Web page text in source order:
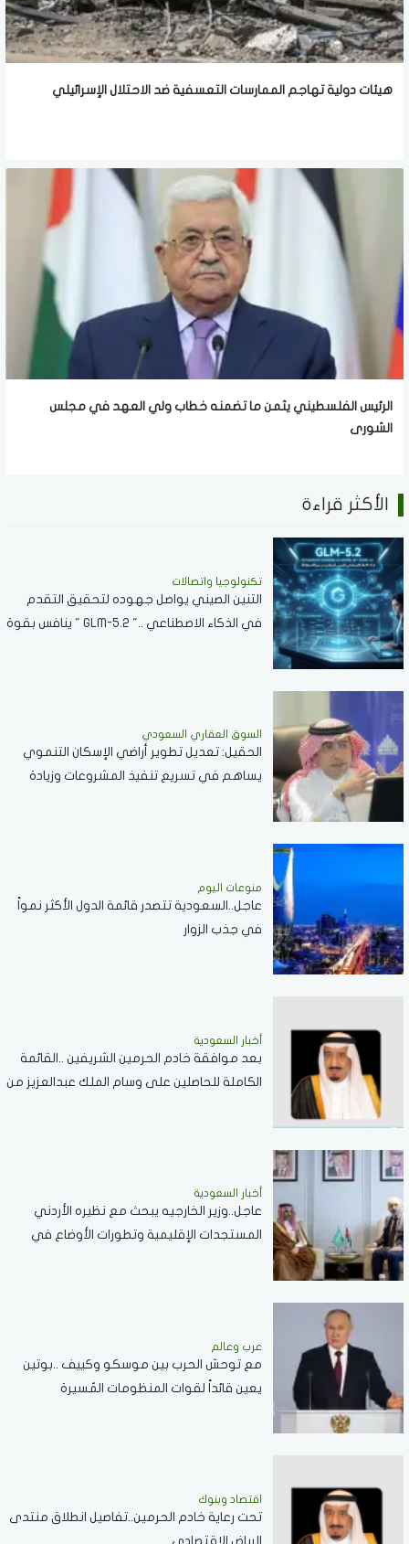
هيئات دولية تهاجم الممارسات التعسفية ضد الاحتلال الإسرائيلي
الرئيس الفلسطيني يثمن ما تضمنه خطاب ولي العهد في مجلس
الشورى
الأكثر قراءة
تكنولوجيا واتصالات
التنين الصيني يواصل جهوده لتحقيق التقدم
في الذكاء الاصطناعي .." GLM-5.2 " ينافس بقوة
السوق العقاري السعودي
الحقيل: تعديل تطوير أراضي الإسكان التنموي
يساهم في تسريع تنفيذ المشروعات وزيادة
منوعات اليوم
عاجل..السعودية تتصدر قائمة الدول الأكثر نمواً
في جذب الزوار
أخبار السعودية
بعد موافقة خادم الحرمين الشريفين ..القائمة
الكاملة للحاصلين على وسام الملك عبدالعزيز من
أخبار السعودية
عاجل..وزير الخارجيه يبحث مع نظيره الأردني
المستجدات الإقليمية وتطورات الأوضاع في
عرب وعالم
مع توحش الحرب بين موسكو وكييف ..بوتين
يعين قائداً لقوات المنظومات المُسيرة
اقتصاد وبنوك
تحت رعاية خادم الحرمين..تفاصيل انطلاق منتدى
الرياض الاقتصادي